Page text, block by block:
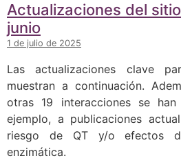
Actualizaciones del
junio
1 de julio de 2025
Las actualizaciones clave
muestran a continuación.
otras 19 interacciones se
ejemplo, a publicaciones
riesgo de QT y/o efectos
enzimática.